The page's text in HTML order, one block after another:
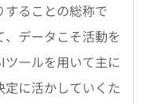
ることの総称で
データこそ活動を
ールを用いて主に
に活かしていくた